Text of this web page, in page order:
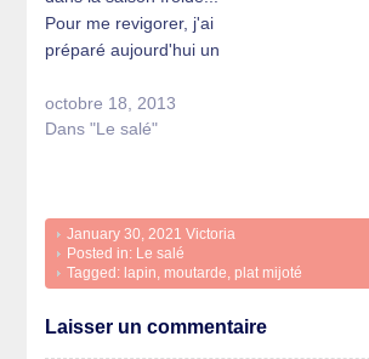
Pour me revigorer, j'ai
préparé aujourd'hui un
convivial : mon quinoa
façon potée aux
viande longue à
dessaler et à mijoter, j'ai
opté pour les…
octobre 18, 2013
Dans "Le salé"
January 30, 2021
Victoria
Posted in:
Le salé
Tagged: lapin moutarde plat mijoté
Laisser un commentaire